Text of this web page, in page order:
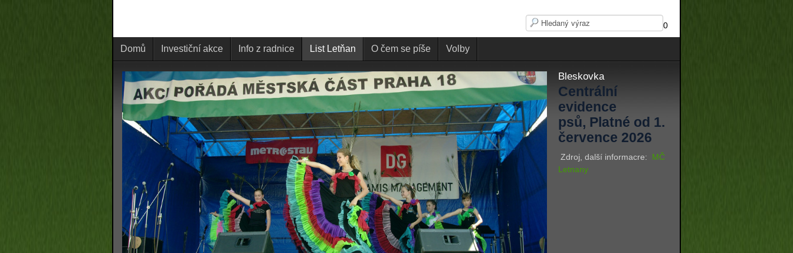
0
Domů Investiční akce Info z radnice List Letňan O čem se píše Volby
Bleskovka
Centrální
evidence
psů, Platné od 1.
července 2026
Zdroj, další informacre: MČ
Letnany